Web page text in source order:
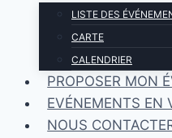
LISTE DES
CARTE
CALENDRIER
PROPOSER MON
EVÉNEMENTS EN
NOUS